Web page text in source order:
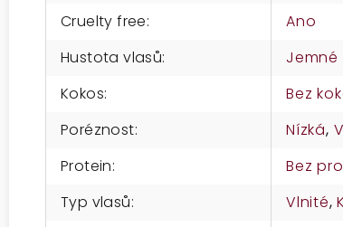
Cruelty free:
Ano
Hustota vlasů: Jemné
Kokos:
Bez
Poréznost: Nízká,
Protein:
Bez
Typ vlasů: Vlnité,